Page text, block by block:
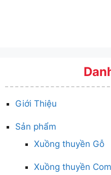
Giới Thiệu
Sản phẩm
Xuồng thuyền Gỗ
Xuồng thuyền